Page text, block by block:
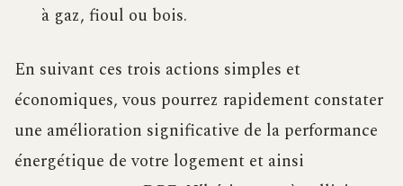
à gaz, fioul ou bois.
En suivant ces trois actions simples et
économiques, vous pourrez rapidement constater
une amélioration significative de la performance
énergétique de votre logement et ainsi